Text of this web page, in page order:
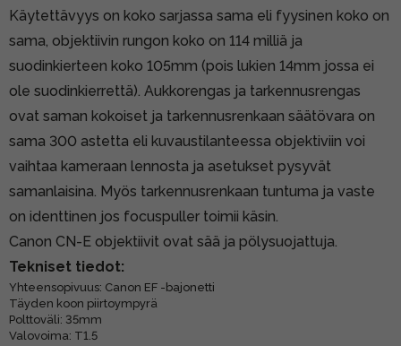
Käytettävyys on koko sarjassa sama eli fyysinen koko on
sama, objektiivin rungon koko on 114 milliä ja
suodinkierteen koko 105mm (pois lukien 14mm jossa ei
ole suodinkierrettä). Aukkorengas ja tarkennusrengas
ovat saman kokoiset ja tarkennusrenkaan säätövara on
sama 300 astetta eli kuvaustilanteessa objektiviin voi
vaihtaa kameraan lennosta ja asetukset pysyvät
samanlaisina. Myös tarkennusrenkaan tuntuma ja vaste
on identtinen jos focuspuller toimii käsin.
Canon CN-E objektiivit ovat sää ja pölysuojattuja.
Tekniset tiedot:
Yhteensopivuus: Canon EF -bajonetti
Täyden koon piirtoympyrä
Polttoväli: 35mm
Valovoima: T1.5